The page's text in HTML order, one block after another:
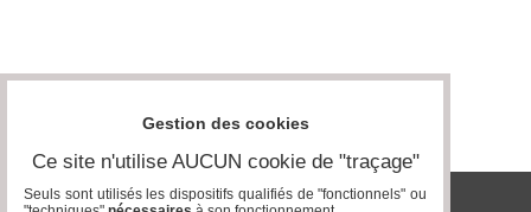
Médias
Blogs
Gestion des cookies
Ce site n'utilise AUCUN cookie de "traçage"
Seuls sont utilisés les dispositifs qualifiés de "fonctionnels" ou